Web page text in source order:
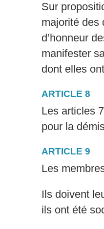
Sur
majorité des
d’honneur
manifester
dont elles
ARTICLE 8
Les articles
pour la
ARTICLE 9
Les
Ils doivent
ils ont été